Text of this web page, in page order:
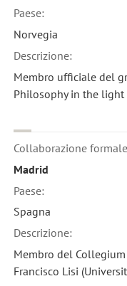
Paese:
Norvegia
Descrizione:
Membro ufficiale del
Philosophy in the light
Collaborazione
Madrid
Paese:
Spagna
Descrizione:
Membro del
Francisco Lisi